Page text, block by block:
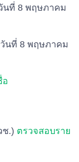
นที่ 8 พฤษภาคม
นที่ 8 พฤษภาคม
อ
ช.) ตรวจสอบราย